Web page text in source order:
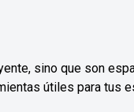
sino que son
útiles para tus